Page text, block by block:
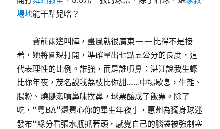
場地能干點兒啥？
賽前兩邊叫陣，畫風就很廣東——比得不是接
著，她將圓規打開，準確量出七點五公分的長度，這
代表理性的比例。誰強，而是誰噴鼻：湛江說我生蠔
比你年夜，茂名說我荔枝比你甜……中場歇息，牛雜、
腸粉、燒鵝瀨噴鼻味撲鼻，球票釀成了飯票。除了
吃，“粵BA”還費心你的畢生年夜事，惠州為獨身球迷
發布“緣分看張水瓶抓著頭，感覺自己的腦袋被強制塞